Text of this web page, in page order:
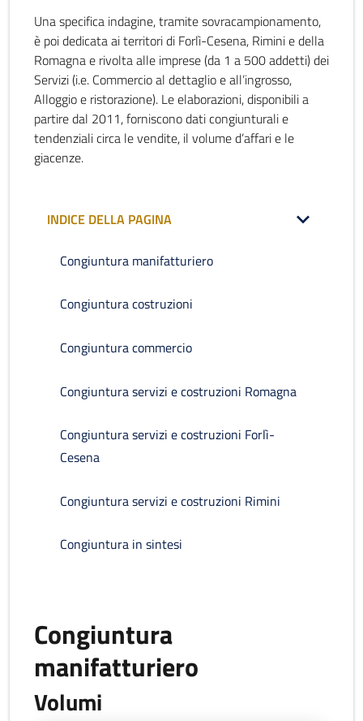
Una specifica indagine, tramite sovracampionamento,
è poi dedicata ai territori di Forlì-Cesena, Rimini e della
Romagna e rivolta alle imprese (da 1 a 500 addetti) dei
Servizi (i.e. Commercio al dettaglio e all’ingrosso,
Alloggio e ristorazione). Le elaborazioni, disponibili a
partire dal 2011, forniscono dati congiunturali e
tendenziali circa le vendite, il volume d’affari e le
giacenze.
INDICE DELLA PAGINA
Congiuntura manifatturiero
Congiuntura costruzioni
Congiuntura commercio
Congiuntura servizi e costruzioni Romagna
Congiuntura servizi e costruzioni Forlì-
Cesena
Congiuntura servizi e costruzioni Rimini
Congiuntura in sintesi
Congiuntura
manifatturiero
Volumi